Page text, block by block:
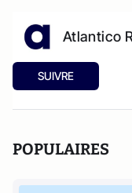
Atlantico
SUIVRE
POPULAIRES